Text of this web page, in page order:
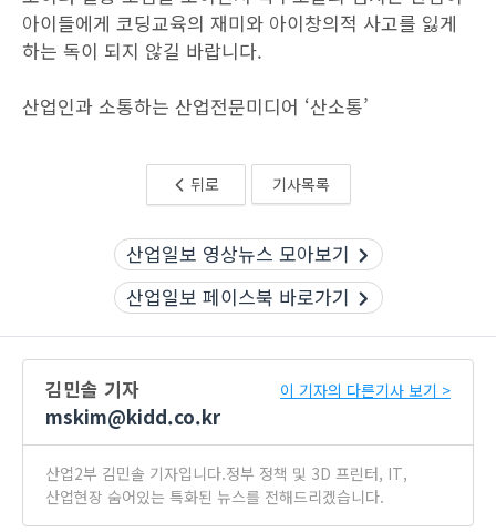
아이들에게 코딩교육의 재미와 아이창의적 사고를 잃게
하는 독이 되지 않길 바랍니다.
산업인과 소통하는 산업전문미디어 ‘산소통’
뒤로 기사목록
산업일보 영상뉴스 모아보기
산업일보 페이스북 바로가기
김민솔 기자
mskim@kidd.co.kr
이 기자의 다른기사 보기 >
산업2부 김민솔 기자입니다.정부 정책 및 3D 프린터, IT,
산업현장 숨어있는 특화된 뉴스를 전해드리겠습니다.